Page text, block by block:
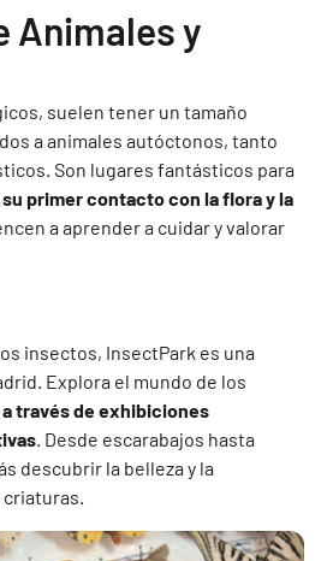
Animales y
suelen tener un tamaño
a animales autóctonos, tanto
Son lugares fantásticos para
primer contacto con la flora y la
a aprender a cuidar y valorar
insectos, InsectPark es una
Explora el mundo de los
través de exhibiciones
. Desde escarabajos hasta
descubrir la belleza y la